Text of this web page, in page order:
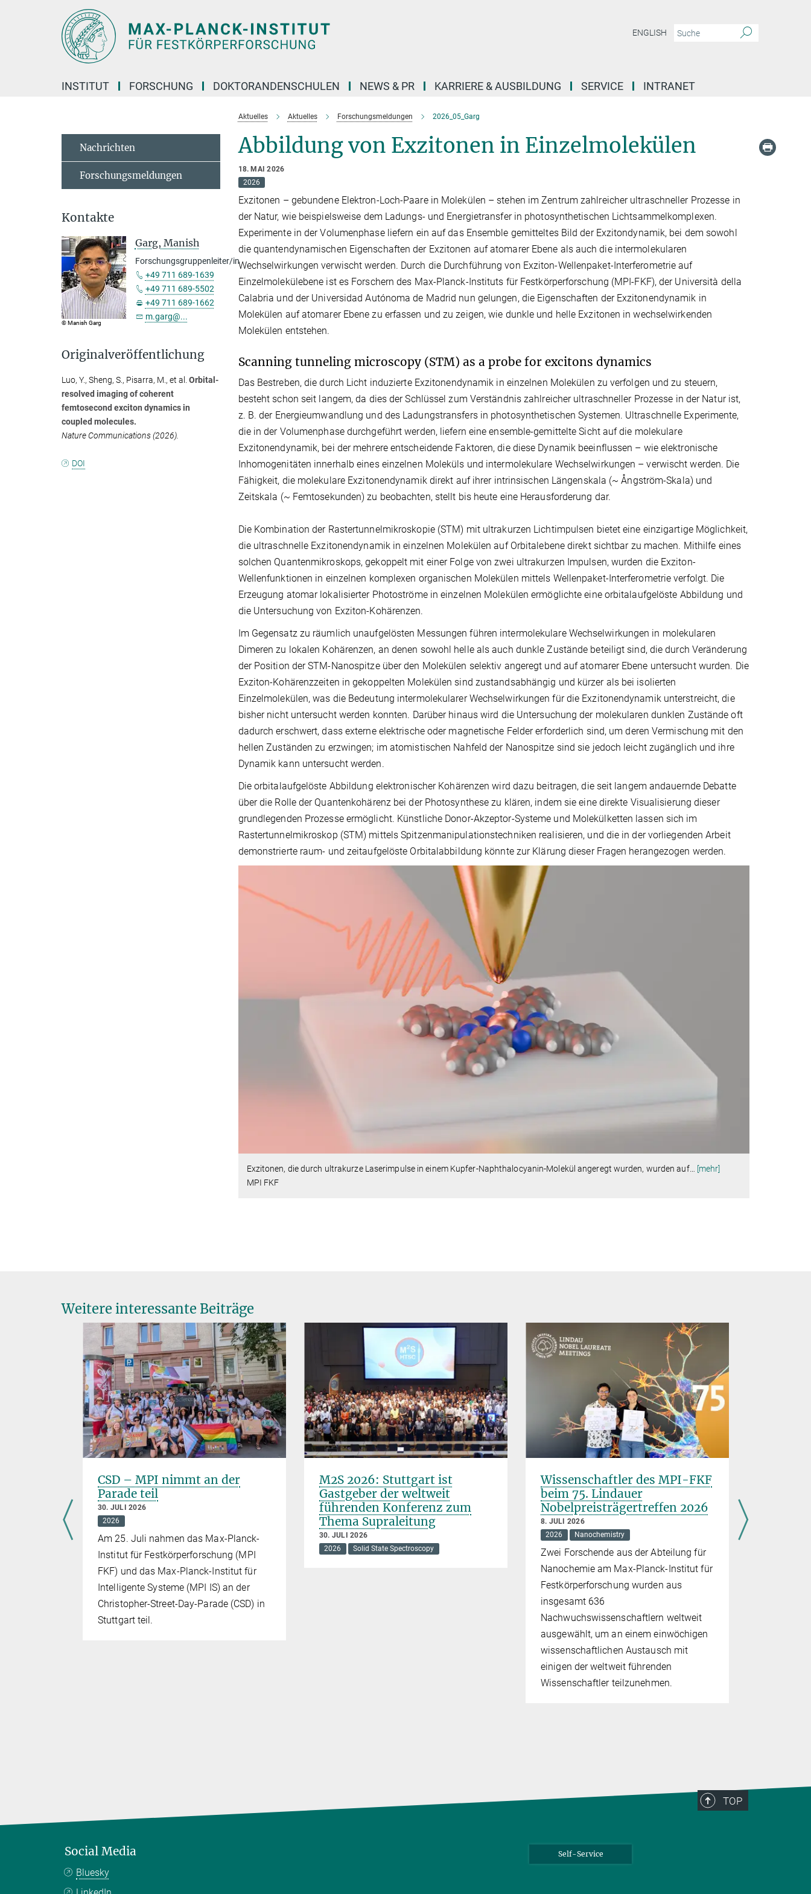
ENGLISH
INSTITUT FORSCHUNG DOKTORANDENSCHULEN NEWS & PR KARRIERE & AUSBILDUNG SERVICE INTRANET
Aktuelles Aktuelles Forschungsmeldungen 2026_05_Garg
Abbildung von Exzitonen in Einzelmolekülen
18. MAI 2026
2026
Exzitonen – gebundene Elektron-Loch-Paare in Molekülen – stehen im Zentrum zahlreicher ultraschneller Prozesse in
der Natur, wie beispielsweise dem Ladungs- und Energietransfer in photosynthetischen Lichtsammelkomplexen.
Experimente in der Volumenphase liefern ein auf das Ensemble gemitteltes Bild der Exzitondynamik, bei dem sowohl
die quantendynamischen Eigenschaften der Exzitonen auf atomarer Ebene als auch die intermolekularen
Wechselwirkungen verwischt werden. Durch die Durchführung von Exziton-Wellenpaket-Interferometrie auf
Einzelmolekülebene ist es Forschern des Max-Planck-Instituts für Festkörperforschung (MPI-FKF), der Università della
Calabria und der Universidad Autónoma de Madrid nun gelungen, die Eigenschaften der Exzitonendynamik in
Molekülen auf atomarer Ebene zu erfassen und zu zeigen, wie dunkle und helle Exzitonen in wechselwirkenden
Molekülen entstehen.
Scanning tunneling microscopy (STM) as a probe for excitons dynamics
Das Bestreben, die durch Licht induzierte Exzitonendynamik in einzelnen Molekülen zu verfolgen und zu steuern,
besteht schon seit langem, da dies der Schlüssel zum Verständnis zahlreicher ultraschneller Prozesse in der Natur ist,
z. B. der Energieumwandlung und des Ladungstransfers in photosynthetischen Systemen. Ultraschnelle Experimente,
die in der Volumenphase durchgeführt werden, liefern eine ensemble-gemittelte Sicht auf die molekulare
Exzitonendynamik, bei der mehrere entscheidende Faktoren, die diese Dynamik beeinflussen – wie elektronische
Inhomogenitäten innerhalb eines einzelnen Moleküls und intermolekulare Wechselwirkungen – verwischt werden. Die
Fähigkeit, die molekulare Exzitonendynamik direkt auf ihrer intrinsischen Längenskala (~ Ångström-Skala) und
Zeitskala (~ Femtosekunden) zu beobachten, stellt bis heute eine Herausforderung dar.
Die Kombination der Rastertunnelmikroskopie (STM) mit ultrakurzen Lichtimpulsen bietet eine einzigartige Möglichkeit,
die ultraschnelle Exzitonendynamik in einzelnen Molekülen auf Orbitalebene direkt sichtbar zu machen. Mithilfe eines
solchen Quantenmikroskops, gekoppelt mit einer Folge von zwei ultrakurzen Impulsen, wurden die Exziton-
Wellenfunktionen in einzelnen komplexen organischen Molekülen mittels Wellenpaket-Interferometrie verfolgt. Die
Erzeugung atomar lokalisierter Photoströme in einzelnen Molekülen ermöglichte eine orbitalaufgelöste Abbildung und
die Untersuchung von Exziton-Kohärenzen.
Im Gegensatz zu räumlich unaufgelösten Messungen führen intermolekulare Wechselwirkungen in molekularen
Dimeren zu lokalen Kohärenzen, an denen sowohl helle als auch dunkle Zustände beteiligt sind, die durch Veränderung
der Position der STM-Nanospitze über den Molekülen selektiv angeregt und auf atomarer Ebene untersucht wurden. Die
Exziton-Kohärenzzeiten in gekoppelten Molekülen sind zustandsabhängig und kürzer als bei isolierten
Einzelmolekülen, was die Bedeutung intermolekularer Wechselwirkungen für die Exzitonendynamik unterstreicht, die
bisher nicht untersucht werden konnten. Darüber hinaus wird die Untersuchung der molekularen dunklen Zustände oft
dadurch erschwert, dass externe elektrische oder magnetische Felder erforderlich sind, um deren Vermischung mit den
hellen Zuständen zu erzwingen; im atomistischen Nahfeld der Nanospitze sind sie jedoch leicht zugänglich und ihre
Dynamik kann untersucht werden.
Die orbitalaufgelöste Abbildung elektronischer Kohärenzen wird dazu beitragen, die seit langem andauernde Debatte
über die Rolle der Quantenkohärenz bei der Photosynthese zu klären, indem sie eine direkte Visualisierung dieser
grundlegenden Prozesse ermöglicht. Künstliche Donor-Akzeptor-Systeme und Molekülketten lassen sich im
Rastertunnelmikroskop (STM) mittels Spitzenmanipulationstechniken realisieren, und die in der vorliegenden Arbeit
demonstrierte raum- und zeitaufgelöste Orbitalabbildung könnte zur Klärung dieser Fragen herangezogen werden.
Exzitonen, die durch ultrakurze Laserimpulse in einem Kupfer-Naphthalocyanin-Molekül angeregt wurden, wurden auf… [mehr]
MPI FKF
Nachrichten
Forschungsmeldungen
Kontakte
© Manish Garg
Garg, Manish
Forschungsgruppenleiter/in
+49 711 689-1639
+49 711 689-5502
+49 711 689-1662
m.garg@...
Originalveröffentlichung
Luo, Y., Sheng, S., Pisarra, M., et al. Orbital-
resolved imaging of coherent
femtosecond exciton dynamics in
coupled molecules.
Nature Communications (2026).
DOI
Weitere interessante Beiträge
CSD – MPI nimmt an der
Parade teil
30. JULI 2026
2026
Am 25. Juli nahmen das Max-Planck-
Institut für Festkörperforschung (MPI
FKF) und das Max-Planck-Institut für
Intelligente Systeme (MPI IS) an der
Christopher-Street-Day-Parade (CSD) in
Stuttgart teil.
M2S 2026: Stuttgart ist
Gastgeber der weltweit
führenden Konferenz zum
Thema Supraleitung
30. JULI 2026
2026
Solid State Spectroscopy
Wissenschaftler des MPI-FKF
beim 75. Lindauer
Nobelpreisträgertreffen 2026
8. JULI 2026
2026
Nanochemistry
Zwei Forschende aus der Abteilung für
Nanochemie am Max-Planck-Institut für
Festkörperforschung wurden aus
insgesamt 636
Nachwuchswissenschaftlern weltweit
ausgewählt, um an einem einwöchigen
wissenschaftlichen Austausch mit
einigen der weltweit führenden
Wissenschaftler teilzunehmen.
TOP
Social Media
Bluesky
Self-Service